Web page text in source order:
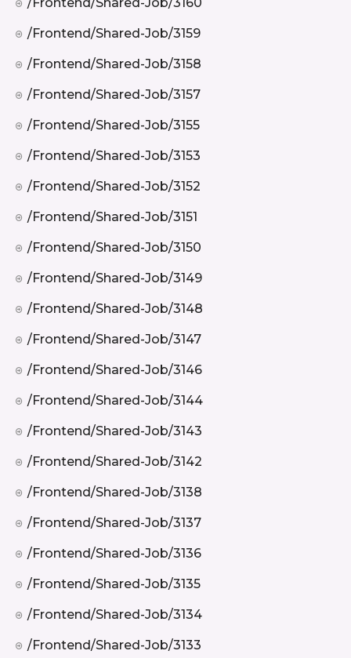
/frontend/shared-Job/3159
/frontend/shared-Job/3158
/frontend/shared-Job/3157
/frontend/shared-Job/3155
/frontend/shared-Job/3153
/frontend/shared-Job/3152
/frontend/shared-Job/3151
/frontend/shared-Job/3150
/frontend/shared-Job/3149
/frontend/shared-Job/3148
/frontend/shared-Job/3147
/frontend/shared-Job/3146
/frontend/shared-Job/3144
/frontend/shared-Job/3143
/frontend/shared-Job/3142
/frontend/shared-Job/3138
/frontend/shared-Job/3137
/frontend/shared-Job/3136
/frontend/shared-Job/3135
/frontend/shared-Job/3134
/frontend/shared-Job/3133